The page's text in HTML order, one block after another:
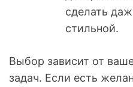
сделать
стильной.
Выбор зависит от
задач. Если есть